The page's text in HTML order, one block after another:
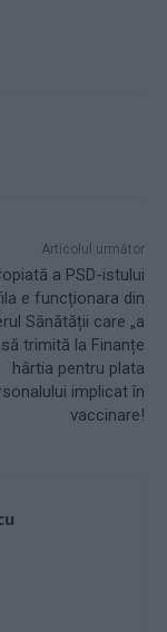
Articolul următor
a PSD-istului
e funcționara din
Sănătății care „a
trimită la Finanțe
hârtia pentru plata
implicat în
vaccinare!